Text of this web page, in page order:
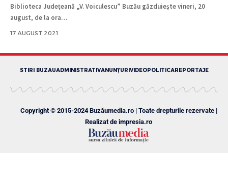
Biblioteca Județeană „V. Voiculescu” Buzău găzduiește vineri, 20
august, de la ora…
17 AUGUST 2021
STIRI BUZAUADMINISTRATIVANUNȚURIVIDEOPOLITICAREPORTAJE
Copyright © 2015-2024 Buzăumedia.ro | Toate drepturile rezervate |
Realizat de impresia.ro